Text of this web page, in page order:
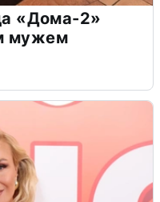
«Дома-2»
мужем